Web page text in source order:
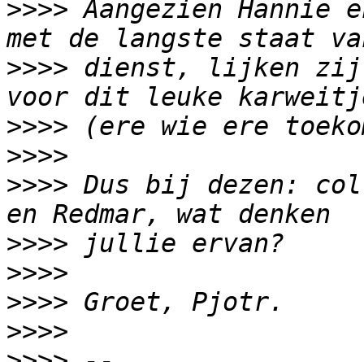
>>>> Aangezien Hannie
>>>> dienst, lijken zij
>>>>
>>>>
>>>> Dus bij dezen:
>>>>
>>>>
>>>>
>>>>